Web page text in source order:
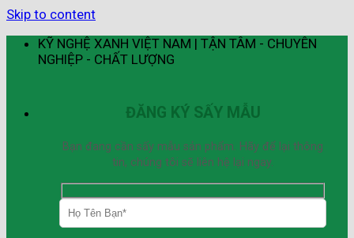
Skip to content
KỸ NGHỆ XANH VIỆT NAM | TẬN TÂM - CHUYÊN
NGHIỆP - CHẤT LƯỢNG
ĐĂNG KÝ SẤY MẪU
Bạn đang cần sấy mẫu sản phẩm. Hãy để lại thông
tin, chúng tôi sẽ liên hệ lại ngay.